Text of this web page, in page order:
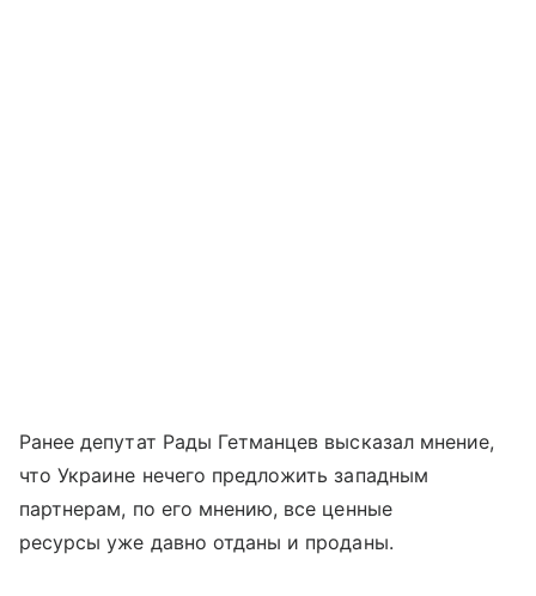
Ранее депутат Рады Гетманцев высказал мнение,
что Украине нечего предложить западным
партнерам, по его мнению, все ценные
ресурсы уже давно отданы и проданы.